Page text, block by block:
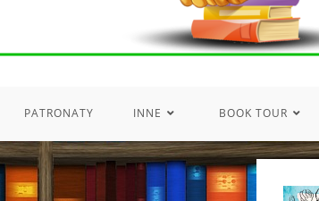
PATRONATY INNE BOOK TOUR